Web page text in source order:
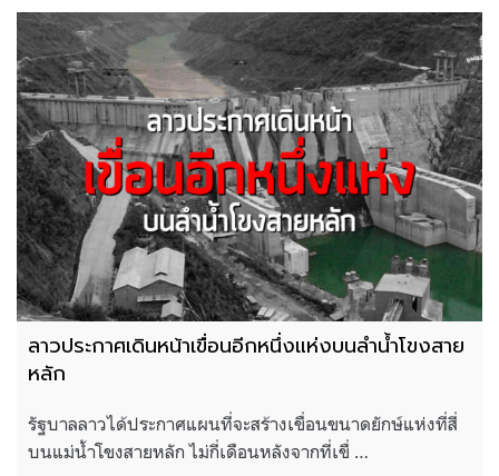
ลาวประกาศเดินหน้าเขื่อนอีกหนึ่งแห่งบนลำน้ำโขงสาย
หลัก
รัฐบาลลาวได้ประกาศแผนที่จะสร้างเขื่อนขนาดยักษ์แห่งที่สี่
บนแม่น้ำโขงสายหลัก ไม่กี่เดือนหลังจากที่เขื่ …